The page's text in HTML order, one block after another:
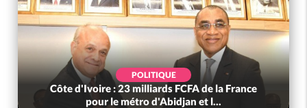
POLITIQUE
Côte d'Ivoire : 23 milliards FCFA de la France
pour le métro d'Abidjan et l...